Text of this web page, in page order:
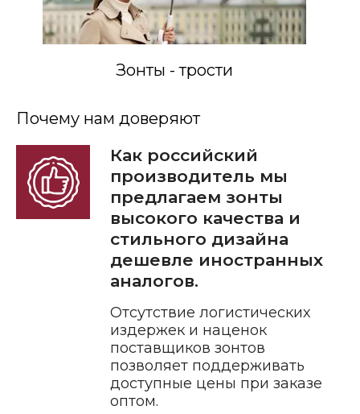
Зонты - трости
Почему нам доверяют
Как российский
производитель мы
предлагаем зонты
высокого качества и
стильного дизайна
дешевле иностранных
аналогов.
Отсутствие логистических
издержек и наценок
поставщиков зонтов
позволяет поддерживать
доступные цены при заказе
оптом.